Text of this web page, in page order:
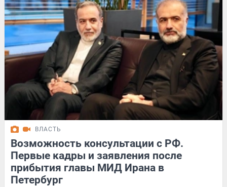
ВЛАСТЬ
Возможность консультации с РФ.
Первые кадры и заявления после
прибытия главы МИД Ирана в
Петербург